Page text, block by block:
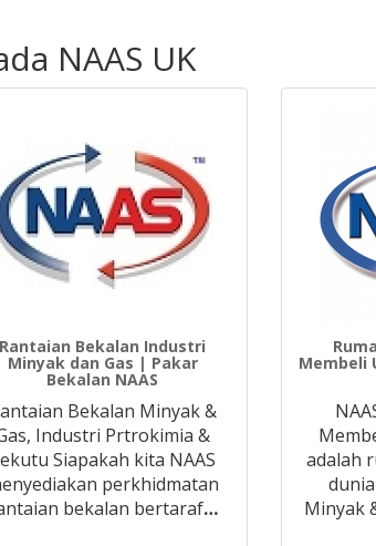
NAAS UK
Rantaian Bekalan Industri
Minyak dan Gas | Pakar
Bekalan NAAS
Bekalan Minyak &
Industri Prtrokimia &
Siapakah kita NAAS
perkhidmatan
bekalan bertaraf…
Membeli
adalah
Minyak